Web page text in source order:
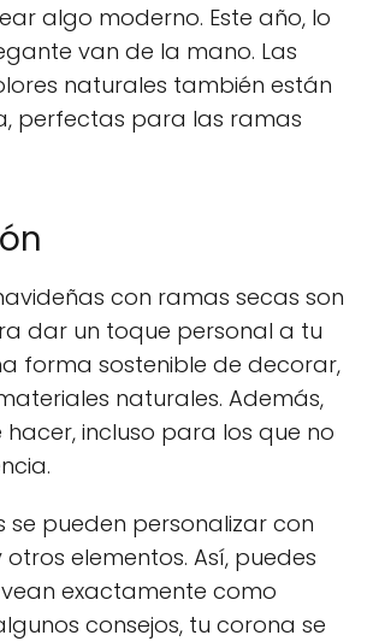
algo moderno. Este año, lo
van de la mano. Las
naturales también están
perfectas para las ramas
con ramas secas son
dar un toque personal a tu
forma sostenible de decorar,
naturales. Además,
hacer, incluso para los que no
se pueden personalizar con
otros elementos. Así, puedes
exactamente como
consejos, tu corona se